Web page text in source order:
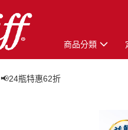
商品分類
📢24瓶特惠62折